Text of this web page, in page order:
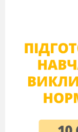
«Перше число
даному
являється